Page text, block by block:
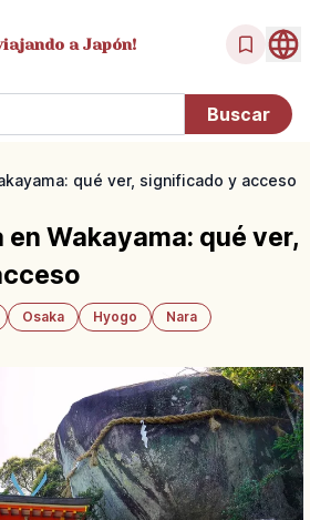
a Japón!
qué ver, significado y acceso
Wakayama: qué ver,
Osaka Hyogo
Nara